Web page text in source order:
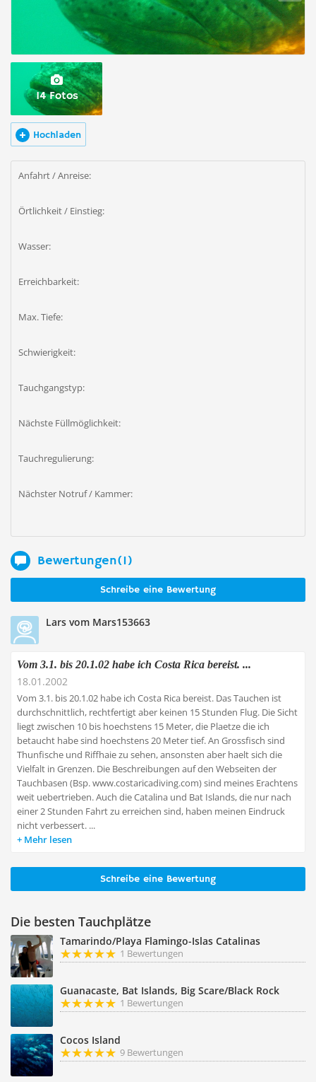
14 Fotos
Hochladen
Anfahrt / Anreise:
Örtlichkeit / Einstieg:
Wasser:
Erreichbarkeit:
Max. Tiefe:
Schwierigkeit:
Tauchgangstyp:
Nächste Füllmöglichkeit:
Tauchregulierung:
Nächster Notruf / Kammer:
Bewertungen(1)
Schreibe eine Bewertung
Lars vom Mars153663
Vom 3.1. bis 20.1.02 habe ich Costa Rica bereist. ...
18.01.2002
Vom 3.1. bis 20.1.02 habe ich Costa Rica bereist. Das Tauchen ist
durchschnittlich, rechtfertigt aber keinen 15 Stunden Flug. Die Sicht
liegt zwischen 10 bis hoechstens 15 Meter, die Plaetze die ich
betaucht habe sind hoechstens 20 Meter tief. An Grossfisch sind
Thunfische und Riffhaie zu sehen, ansonsten aber haelt sich die
Vielfalt in Grenzen. Die Beschreibungen auf den Webseiten der
Tauchbasen (Bsp. www.costaricadiving.com) sind meines Erachtens
weit uebertrieben. Auch die Catalina und Bat Islands, die nur nach
einer 2 Stunden Fahrt zu erreichen sind, haben meinen Eindruck
nicht verbessert. ...
Mehr lesen
Schreibe eine Bewertung
Die besten Tauchplätze
Tamarindo/Playa Flamingo-Islas Catalinas
1 Bewertungen
Guanacaste, Bat Islands, Big Scare/Black Rock
1 Bewertungen
Cocos Island
9 Bewertungen